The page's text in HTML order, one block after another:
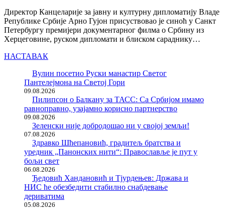
Директор Канцеларије за јавну и културну дипломатију Владе
Републике Србије Арно Гујон присуствовао је синоћ у Санкт
Петербургу премијери документарног филма о Србину из
Херцеговине, руском дипломати и блиском сараднику…
НАСТАВАК
Вулин посетио Руски манастир Светог
Пантелејмона на Светој Гори
09.08.2026
Пилипсон о Балкану за ТАСС: Са Србијом имамо
равноправно, узајамно корисно партнерство
09.08.2026
Зеленски није добродошао ни у својој земљи!
07.08.2026
Здравко Шћепановић, градитељ братства и
уредник „Панонских нити“: Православље је пут у
бољи свет
06.08.2026
Ђедовић Хандановић и Тјурдењев: Држава и
НИС ће обезбедити стабилно снабдевање
дериватима
05.08.2026